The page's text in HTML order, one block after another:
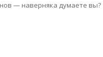
— наверняка думаете вы?